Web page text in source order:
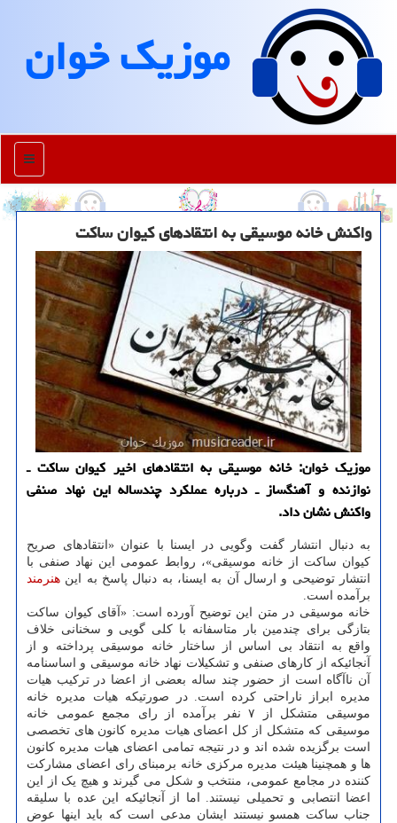
موزیك خوان
منو
واكنش خانه موسیقی به انتقادهای كیوان ساكت
موزیك خوان: خانه موسیقی به انتقادهای اخیر كیوان ساكت ـ
نوازنده و آهنگساز ـ درباره عملكرد چندساله این نهاد صنفی
واكنش نشان داد.
به دنبال انتشار گفت وگویی در ایسنا با عنوان «انتقادهای صریح
کیوان ساکت از خانه موسیقی»، روابط عمومی این نهاد صنفی با
انتشار توضیحی و ارسال آن به ایسنا، به دنبال پاسخ به این هنرمند
برآمده است.
خانه موسیقی در متن این توضیح آورده است: «آقای کیوان ساکت
بتازگی برای چندمین بار متاسفانه با کلی گویی و سخنانی خلاف
واقع به انتقاد بی اساس از ساختار خانه موسیقی پرداخته و از
آنجائیکه از کارهای صنفی و تشکیلات نهاد خانه موسیقی و اساسنامه
آن ناآگاه است از حضور چند ساله بعضی از اعضا در ترکیب هیات
مدیره ابراز ناراحتی کرده است. در صورتیکه هیات مدیره خانه
موسیقی متشکل از ۷ نفر برآمده از رای مجمع عمومی خانه
موسیقی که متشکل از کل اعضای هیات مدیره کانون های تخصصی
است برگزیده شده اند و در نتیجه تمامی اعضای هیات مدیره کانون
ها و همچنینا هیئت مدیره مرکزی خانه برمبنای رای اعضای مشارکت
کننده در مجامع عمومی، منتخب و شکل می گیرند و هیچ یک از این
اعضا انتصابی و تحمیلی نیستند. اما از آنجائیکه این عده با سلیقه
جناب ساکت همسو نیستند ایشان مدعی است که باید اینها عوض